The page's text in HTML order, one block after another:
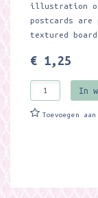
illustration
postcards are
textured board
€ 1,25
In
Toevoegen